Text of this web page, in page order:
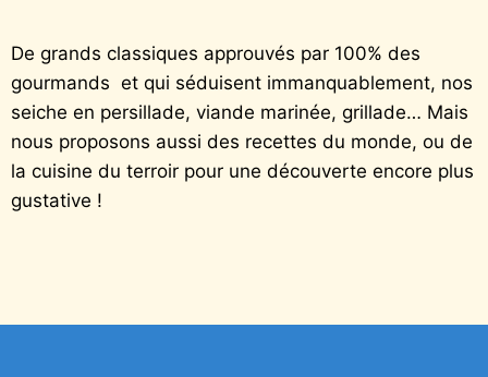
De grands classiques approuvés par 100% des
gourmands et qui séduisent immanquablement, nos
seiche en persillade, viande marinée, grillade… Mais
nous proposons aussi des recettes du monde, ou de
la cuisine du terroir pour une découverte encore plus
gustative !